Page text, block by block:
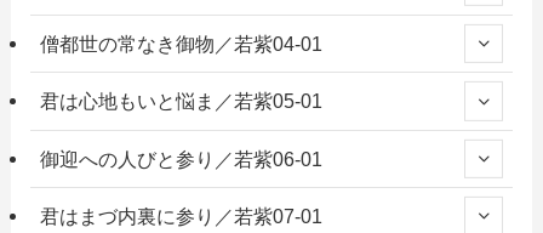
僧都世の常なき御物／若紫04-01
君は心地もいと悩ま／若紫05-01
御迎への人びと参り／若紫06-01
君はまづ内裏に参り／若紫07-01